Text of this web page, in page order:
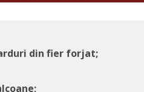
din fier forjat;